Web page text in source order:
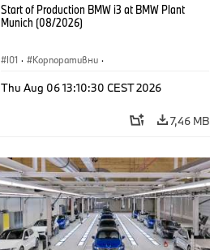
Start of Production BMW i3 at BMW Plant
Munich (08/2026)
I01 · Корпоративни ·
Локации
Thu Aug 06 13:10:30 CEST 2026
7,46 MB